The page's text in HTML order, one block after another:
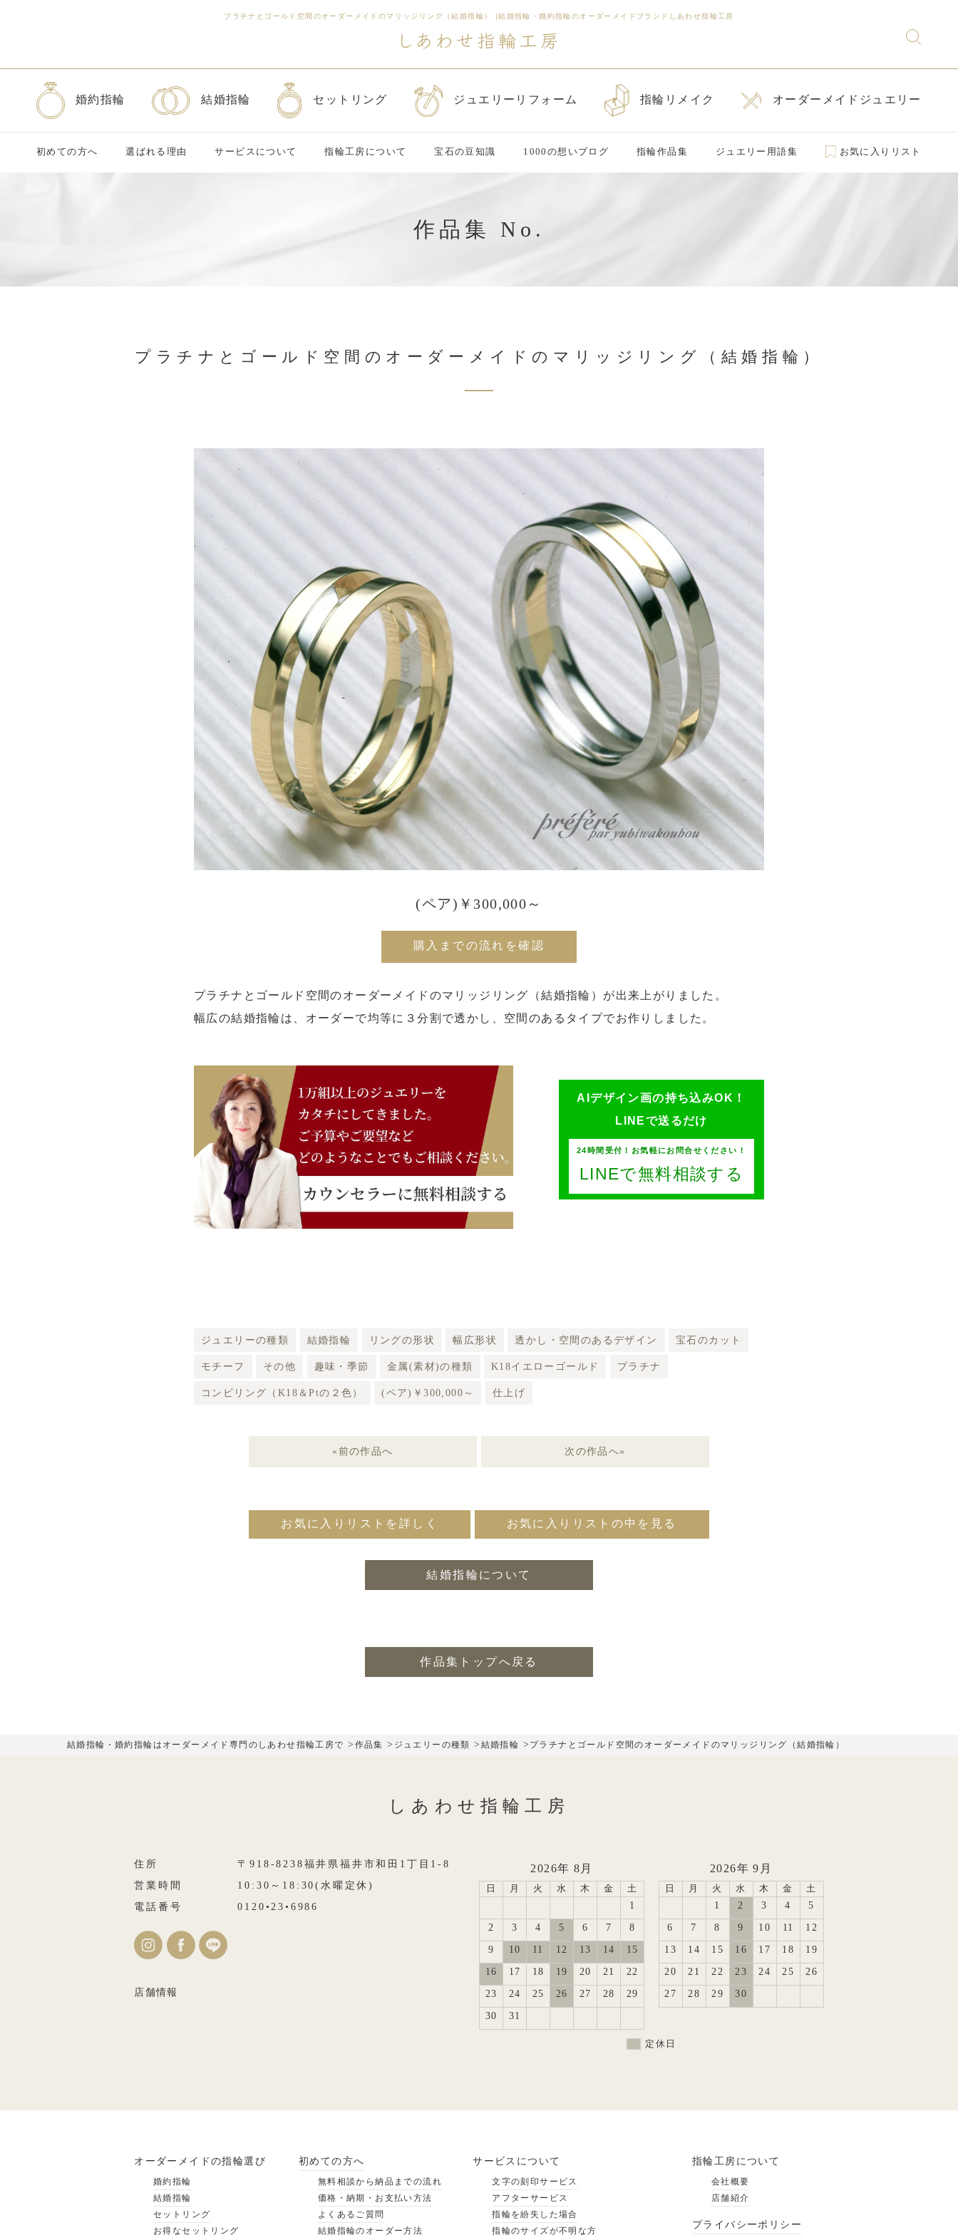
プラチナとゴールド空間のオーダーメイドのマリッジリング（結婚指輪） |結婚指輪・婚約指輪のオーダーメイドブランドしあわせ指輪工房
婚約指輪 結婚指輪 セットリング ジュエリーリフォーム 指輪リメイク オーダーメイドジュエリー
初めての方へ 選ばれる理由 サービスについて 指輪工房について 宝石の豆知識 1000の想いブログ 指輪作品集 ジュエリー用語集 お気に入りリスト
作品集 No.
プラチナとゴールド空間のオーダーメイドのマリッジリング（結婚指輪）
(ペア)￥300,000～
購入までの流れを確認
プラチナとゴールド空間のオーダーメイドのマリッジリング（結婚指輪）が出来上がりました。
幅広の結婚指輪は、オーダーで均等に３分割で透かし、空間のあるタイプでお作りしました。
AIデザイン画の持ち込みOK！
LINEで送るだけ
24時間受付！お気軽にお問合せください！
LINEで無料相談する
ジュエリーの種類 結婚指輪 リングの形状 幅広形状 透かし・空間のあるデザイン 宝石のカット
モチーフ その他 趣味・季節 金属(素材)の種類 K18イエローゴールド プラチナ
コンビリング（K18＆Ptの２色） (ペア)￥300,000～ 仕上げ
«前の作品へ 次の作品へ»
お気に入りリストを詳しく お気に入りリストの中を見る
結婚指輪について
作品集トップへ戻る
結婚指輪・婚約指輪はオーダーメイド専門のしあわせ指輪工房で > 作品集 > ジュエリーの種類 > 結婚指輪 > プラチナとゴールド空間のオーダーメイドのマリッジリング（結婚指輪）
しあわせ指輪工房
住所
〒918-8238福井県福井市和田1丁目1-8
営業時間
10:30～18:30(水曜定休)
電話番号
0120•23•6986
店舗情報
2026年 8月
日 月 火 水 木 金 土
1
2 3 4 5 6 7 8
9 10 11 12 13 14 15
16 17 18 19 20 21 22
23 24 25 26 27 28 29
30 31
2026年 9月
日 月 火 水 木 金 土
1 2 3 4 5
6 7 8 9 10 11 12
13 14 15 16 17 18 19
20 21 22 23 24 25 26
27 28 29 30
定休日
オーダーメイドの指輪選び
婚約指輪
結婚指輪
セットリング
お得なセットリング
初めての方へ
無料相談から納品までの流れ
価格・納期・お支払い方法
よくあるご質問
結婚指輪のオーダー方法
サービスについて
文字の刻印サービス
アフターサービス
指輪を紛失した場合
指輪のサイズが不明な方
指輪工房について
会社概要
店舗紹介
プライバシーポリシー